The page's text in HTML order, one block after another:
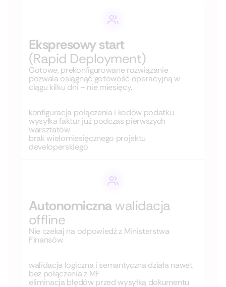
Ekspresowy start
(Rapid Deployment)
Gotowe, prekonfigurowane rozwiązanie
pozwala osiągnąć gotowość operacyjną w
ciągu kilku dni – nie miesięcy.
konfiguracja połączenia i kodów podatku
wysyłka faktur już podczas pierwszych
warsztatów
brak wielomiesięcznego projektu
developerskiego
Autonomicznawalidacja
offline
Nie czekaj na odpowiedź z Ministerstwa
Finansów.
walidacja logiczna i semantyczna działa nawet
bez połączenia z MF
eliminacja błędów przed wysyłką dokumentu